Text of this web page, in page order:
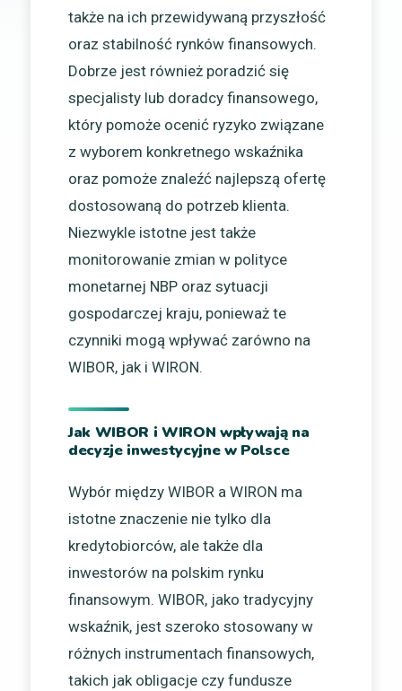
także na ich przewidywaną przyszłość
oraz stabilność rynków finansowych.
Dobrze jest również poradzić się
specjalisty lub doradcy finansowego,
który pomoże ocenić ryzyko związane
z wyborem konkretnego wskaźnika
oraz pomoże znaleźć najlepszą ofertę
dostosowaną do potrzeb klienta.
Niezwykle istotne jest także
monitorowanie zmian w polityce
monetarnej NBP oraz sytuacji
gospodarczej kraju, ponieważ te
czynniki mogą wpływać zarówno na
WIBOR, jak i WIRON.
Jak WIBOR i WIRON wpływają na
decyzje inwestycyjne w Polsce
Wybór między WIBOR a WIRON ma
istotne znaczenie nie tylko dla
kredytobiorców, ale także dla
inwestorów na polskim rynku
finansowym. WIBOR, jako tradycyjny
wskaźnik, jest szeroko stosowany w
różnych instrumentach finansowych,
takich jak obligacje czy fundusze